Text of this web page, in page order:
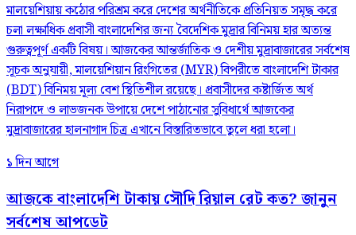
মালয়েশিয়ায় কঠোর পরিশ্রম করে দেশের অর্থনীতিকে প্রতিনিয়ত সমৃদ্ধ করে
চলা লক্ষাধিক প্রবাসী বাংলাদেশির জন্য বৈদেশিক মুদ্রার বিনিময় হার অত্যন্ত
গুরুত্বপূর্ণ একটি বিষয়। আজকের আন্তর্জাতিক ও দেশীয় মুদ্রাবাজারের সর্বশেষ
সূচক অনুযায়ী, মালয়েশিয়ান রিংগিতের (MYR) বিপরীতে বাংলাদেশি টাকার
(BDT) বিনিময় মূল্য বেশ স্থিতিশীল রয়েছে। প্রবাসীদের কষ্টার্জিত অর্থ
নিরাপদে ও লাভজনক উপায়ে দেশে পাঠানোর সুবিধার্থে আজকের
মুদ্রাবাজারের হালনাগাদ চিত্র এখানে বিস্তারিতভাবে তুলে ধরা হলো।
১ দিন আগে
আজকে বাংলাদেশি টাকায় সৌদি রিয়াল রেট কত? জানুন
সর্বশেষ আপডেট